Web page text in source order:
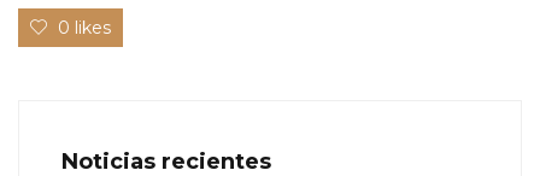
0 likes
Noticias recientes